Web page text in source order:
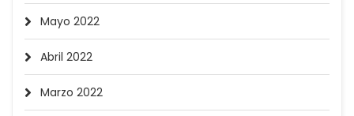
Mayo 2022
Abril 2022
Marzo 2022